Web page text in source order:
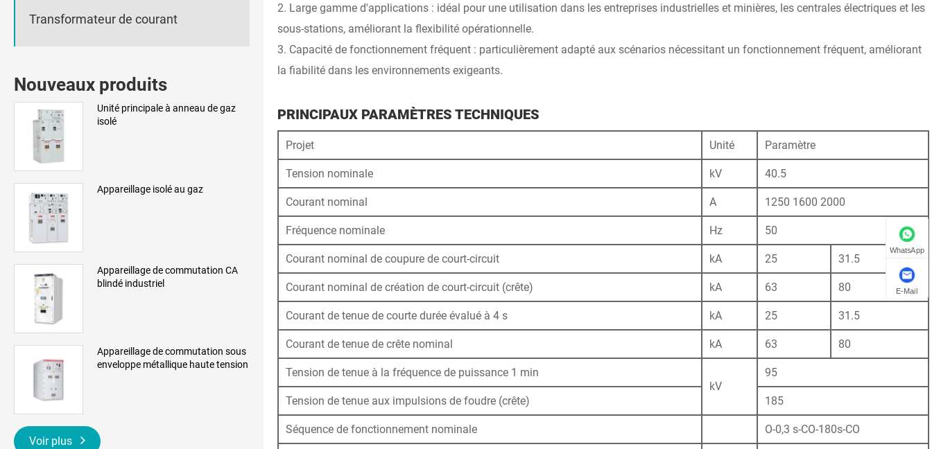
Transformateur de courant
Nouveaux produits
Unité principale à anneau de gaz
isolé
Appareillage isolé au gaz
Appareillage de commutation CA
blindé industriel
Appareillage de commutation sous
enveloppe métallique haute tension
Voir plus
2. Large gamme d'applications : idéal pour une utilisation dans les entreprises industrielles et minières, les centrales électriques et les
sous-stations, améliorant la flexibilité opérationnelle.
3. Capacité de fonctionnement fréquent : particulièrement adapté aux scénarios nécessitant un fonctionnement fréquent, améliorant
la fiabilité dans les environnements exigeants.
PRINCIPAUX PARAMÈTRES TECHNIQUES
Projet Unité Paramètre
Tension nominale kV 40.5
Courant nominal A 1250 1600 2000
Fréquence nominale Hz 50
Courant nominal de coupure de court-circuit kA 25 31.5
Courant nominal de création de court-circuit (crête) kA 63 80
Courant de tenue de courte durée évalué à 4 s kA 25 31.5
Courant de tenue de crête nominal kA 63 80
Tension de tenue à la fréquence de puissance 1 min
kV
95
Tension de tenue aux impulsions de foudre (crête) 185
Séquence de fonctionnement nominale O-0,3 s-CO-180s-CO
WhatsApp
E-Mail